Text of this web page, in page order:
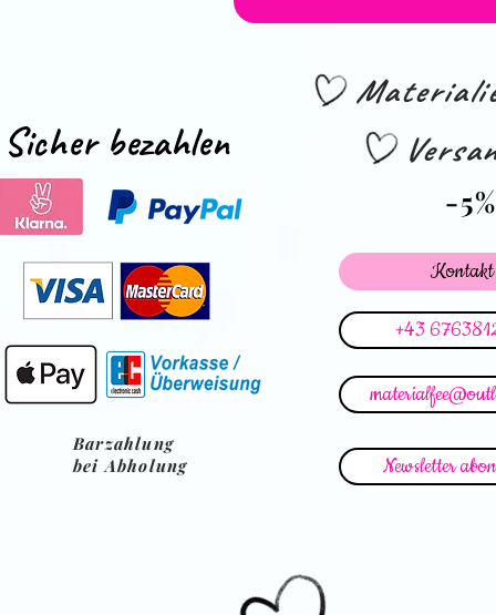
Sicher bezahlen
-5%
Kontakt
+43
Barzahlung
bei Abholung
Newsletter